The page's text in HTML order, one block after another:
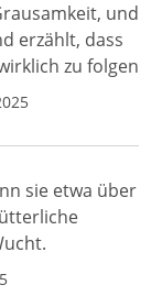
und
erzählt, dass
zu folgen
sie etwa über